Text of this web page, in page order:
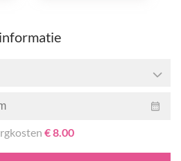
€ 8.00